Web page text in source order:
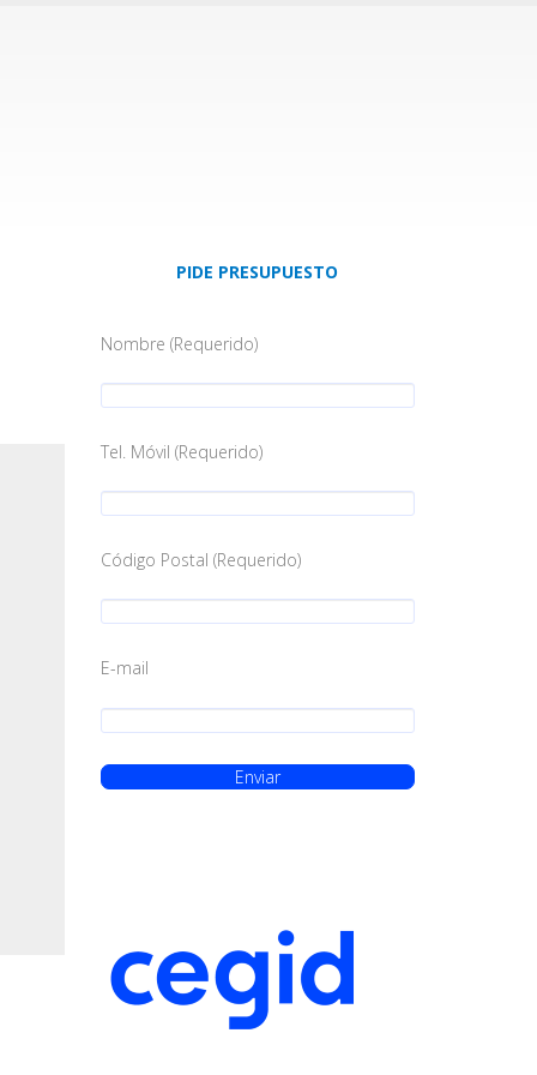
PIDE PRESUPUESTO
Nombre (Requerido)
Tel. Móvil (Requerido)
Código Postal (Requerido)
E-mail